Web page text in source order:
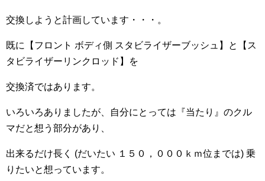
交換しようと計画しています・・・。
既に【フロント ボディ側 スタビライザーブッシュ】と【ス
タビライザーリンクロッド】を
交換済ではあります。
いろいろありましたが、自分にとっては『当たり』のクル
マだと想う部分があり、
出来るだけ長く (だいたい １５０，０００ｋｍ位までは) 乗
りたいと想っています。